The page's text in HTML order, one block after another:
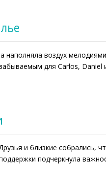
наполняла воздух
для Carlos, Daniel
и близкие собрались,
подчеркнула